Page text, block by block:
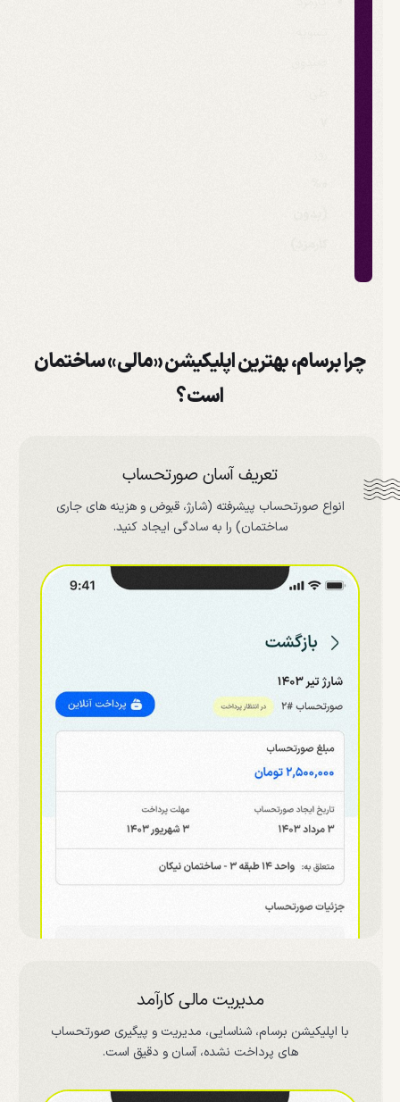
چرا برسام، بهترین اپلیکیشن «مالی» ساختمان
است؟
تعریف آسان صورتحساب
انواع صورتحساب پیشرفته (شارژ، قبوض و هزینه های جاری
ساختمان) را به سادگی ایجاد کنید.
مدیریت مالی کارآمد
با اپلیکیشن برسام، شناسایی، مدیریت و پیگیری صورتحساب
های پرداخت نشده، آسان و دقیق است.